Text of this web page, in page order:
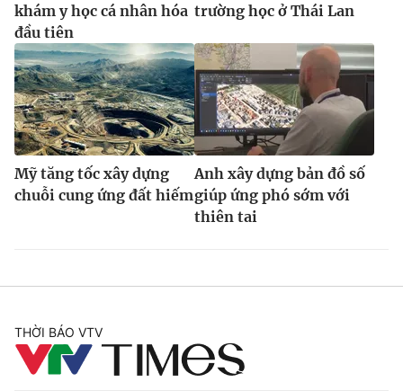
khám y học cá nhân hóa
đầu tiên
trường học ở Thái Lan
Mỹ tăng tốc xây dựng
chuỗi cung ứng đất hiếm
Anh xây dựng bản đồ số
giúp ứng phó sớm với
thiên tai
THỜI BÁO VTV